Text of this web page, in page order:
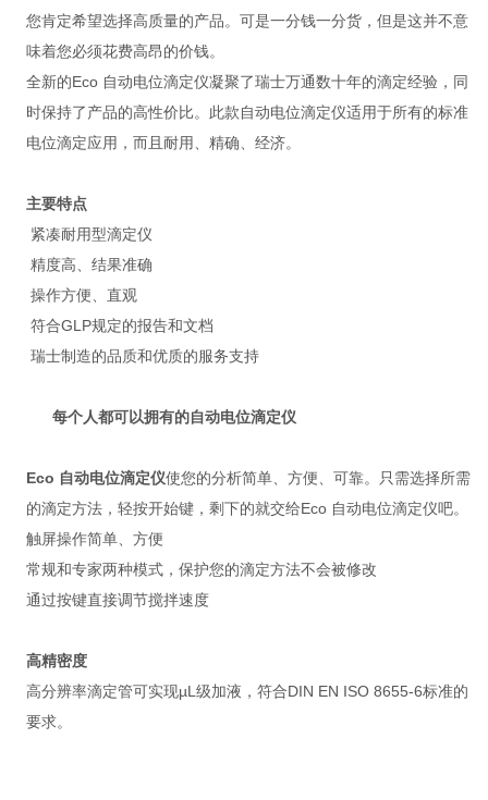
您肯定希望选择高质量的产品。可是一分钱一分货，但是这并不意
味着您必须花费高昂的价钱。
全新的Eco 自动电位滴定仪凝聚了瑞士万通数十年的滴定经验，同
时保持了产品的高性价比。此款自动电位滴定仪适用于所有的标准
电位滴定应用，而且耐用、精确、经济。
主要特点
紧凑耐用型滴定仪
精度高、结果准确
操作方便、直观
符合GLP规定的报告和文档
瑞士制造的品质和优质的服务支持
每个人都可以拥有的自动电位滴定仪
Eco 自动电位滴定仪使您的分析简单、方便、可靠。只需选择所需
的滴定方法，轻按开始键，剩下的就交给Eco 自动电位滴定仪吧。
触屏操作简单、方便
常规和专家两种模式，保护您的滴定方法不会被修改
通过按键直接调节搅拌速度
高精密度
高分辨率滴定管可实现µL级加液，符合DIN EN ISO 8655-6标准的
要求。